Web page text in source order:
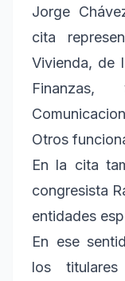
Jorge
cita
Vivienda, de
Otros
En la cita
congresista
entidades
En ese
los